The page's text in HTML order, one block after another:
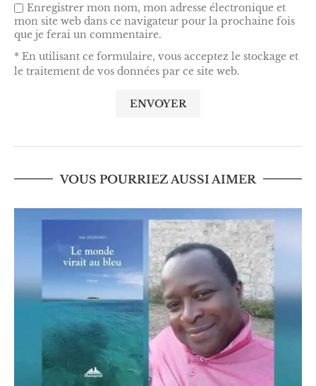
Enregistrer mon nom, mon adresse électronique et
mon site web dans ce navigateur pour la prochaine fois
que je ferai un commentaire.
* En utilisant ce formulaire, vous acceptez le stockage et
le traitement de vos données par ce site web.
VOUS POURRIEZ AUSSI AIMER